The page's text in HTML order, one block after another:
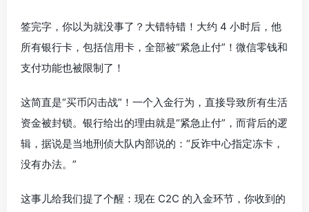
签完字，你以为就没事了？大错特错！大约 4 小时后，他
所有银行卡，包括信用卡，全部被“紧急止付”！微信零钱和
支付功能也被限制了！
这简直是“买币闪击战”！一个入金行为，直接导致所有生活
资金被封锁。银行给出的理由就是“紧急止付”，而背后的逻
辑，据说是当地刑侦大队内部说的：“反诈中心指定冻卡，
没有办法。”
这事儿给我们提了个醒：现在 C2C 的入金环节，你收到的